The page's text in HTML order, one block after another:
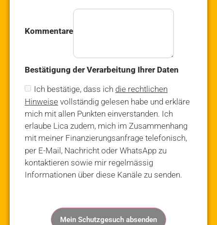
Kommentare
Bestätigung der Verarbeitung Ihrer Daten
Ich bestätige, dass ich die rechtlichen
Hinweise vollständig gelesen habe und erkläre
mich mit allen Punkten einverstanden. Ich
erlaube Lica zudem, mich im Zusammenhang
mit meiner Finanzierungsanfrage telefonisch,
per E-Mail, Nachricht oder WhatsApp zu
kontaktieren sowie mir regelmässig
Informationen über diese Kanäle zu senden.
Mein Schutzgesuch absenden